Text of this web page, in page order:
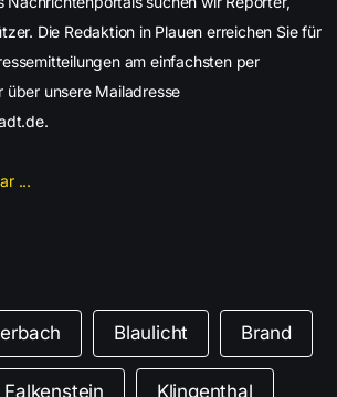
Die Redaktion in Plauen erreichen Sie für
am einfachsten per
über unsere Mailadresse
...
Blaulicht Brand
Falkenstein Klingenthal